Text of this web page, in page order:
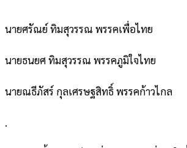
นายศรัณย์ ทิมสุวรรณ พรรคเพื่อไทย
นายธนยศ ทิมสุวรรณ พรรคภูมิใจไทย
นายณธีภัสร์ กุลเศรษฐสิทธิ์ พรรคก้าวไกล
.